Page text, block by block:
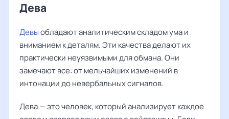
Дева
Девыобладают аналитическим складом ума и
вниманием к деталям. Эти качества делают их
практически неуязвимыми для обмана. Они
замечают все: от мельчайших изменений в
интонации до невербальных сигналов.
Дева — это человек, который анализирует каждое